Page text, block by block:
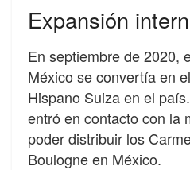
Expansión
En septiembre de 2020,
México se convertía en
Hispano Suiza en el
entró en contacto con la
poder distribuir los
Boulogne en México.